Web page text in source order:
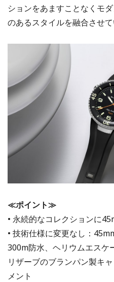
ションをあますことなくモ
のあるスタイルを融合させて
≪ポイント≫
• 永続的なコレクションに
• 技術仕様に変更なし：
300m防水、ヘリウムエスケ
リザーブのブランパン製キ
メント